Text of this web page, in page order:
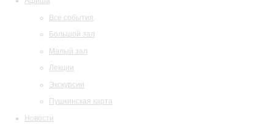
Все события
Большой зал
Малый зал
Лекции
Экскурсии
Пушкинская карта
Новости